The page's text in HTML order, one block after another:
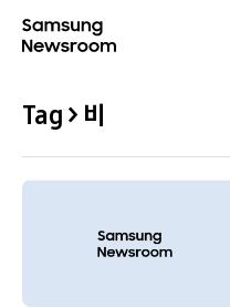
Tag > 비